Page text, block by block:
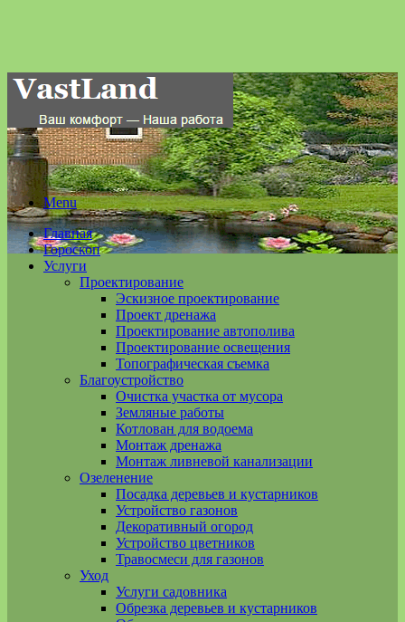
Menu
Главная
Гороскоп
Услуги
Проектирование
Эскизное проектирование
Проект дренажа
Проектирование автополива
Проектирование освещения
Топографическая съемка
Благоустройство
Очистка участка от мусора
Земляные работы
Котлован для водоема
Монтаж дренажа
Монтаж ливневой канализации
Озеленение
Посадка деревьев и кустарников
Устройство газонов
Декоративный огород
Устройство цветников
Травосмеси для газонов
Уход
Услуги садовника
Обрезка деревьев и кустарников